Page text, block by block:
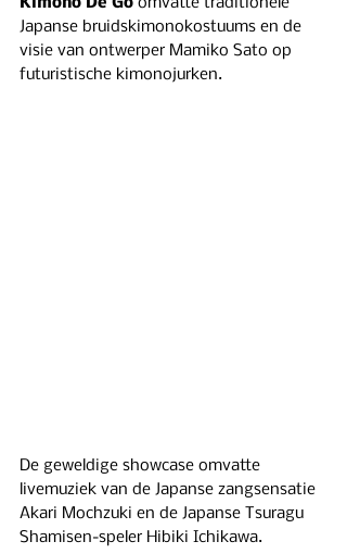
Japanse bruidskimonokostuums en de
visie van ontwerper Mamiko Sato op
futuristische kimonojurken.
De geweldige showcase omvatte
livemuziek van de Japanse zangsensatie
Akari Mochzuki en de Japanse Tsuragu
Shamisen-speler Hibiki Ichikawa.